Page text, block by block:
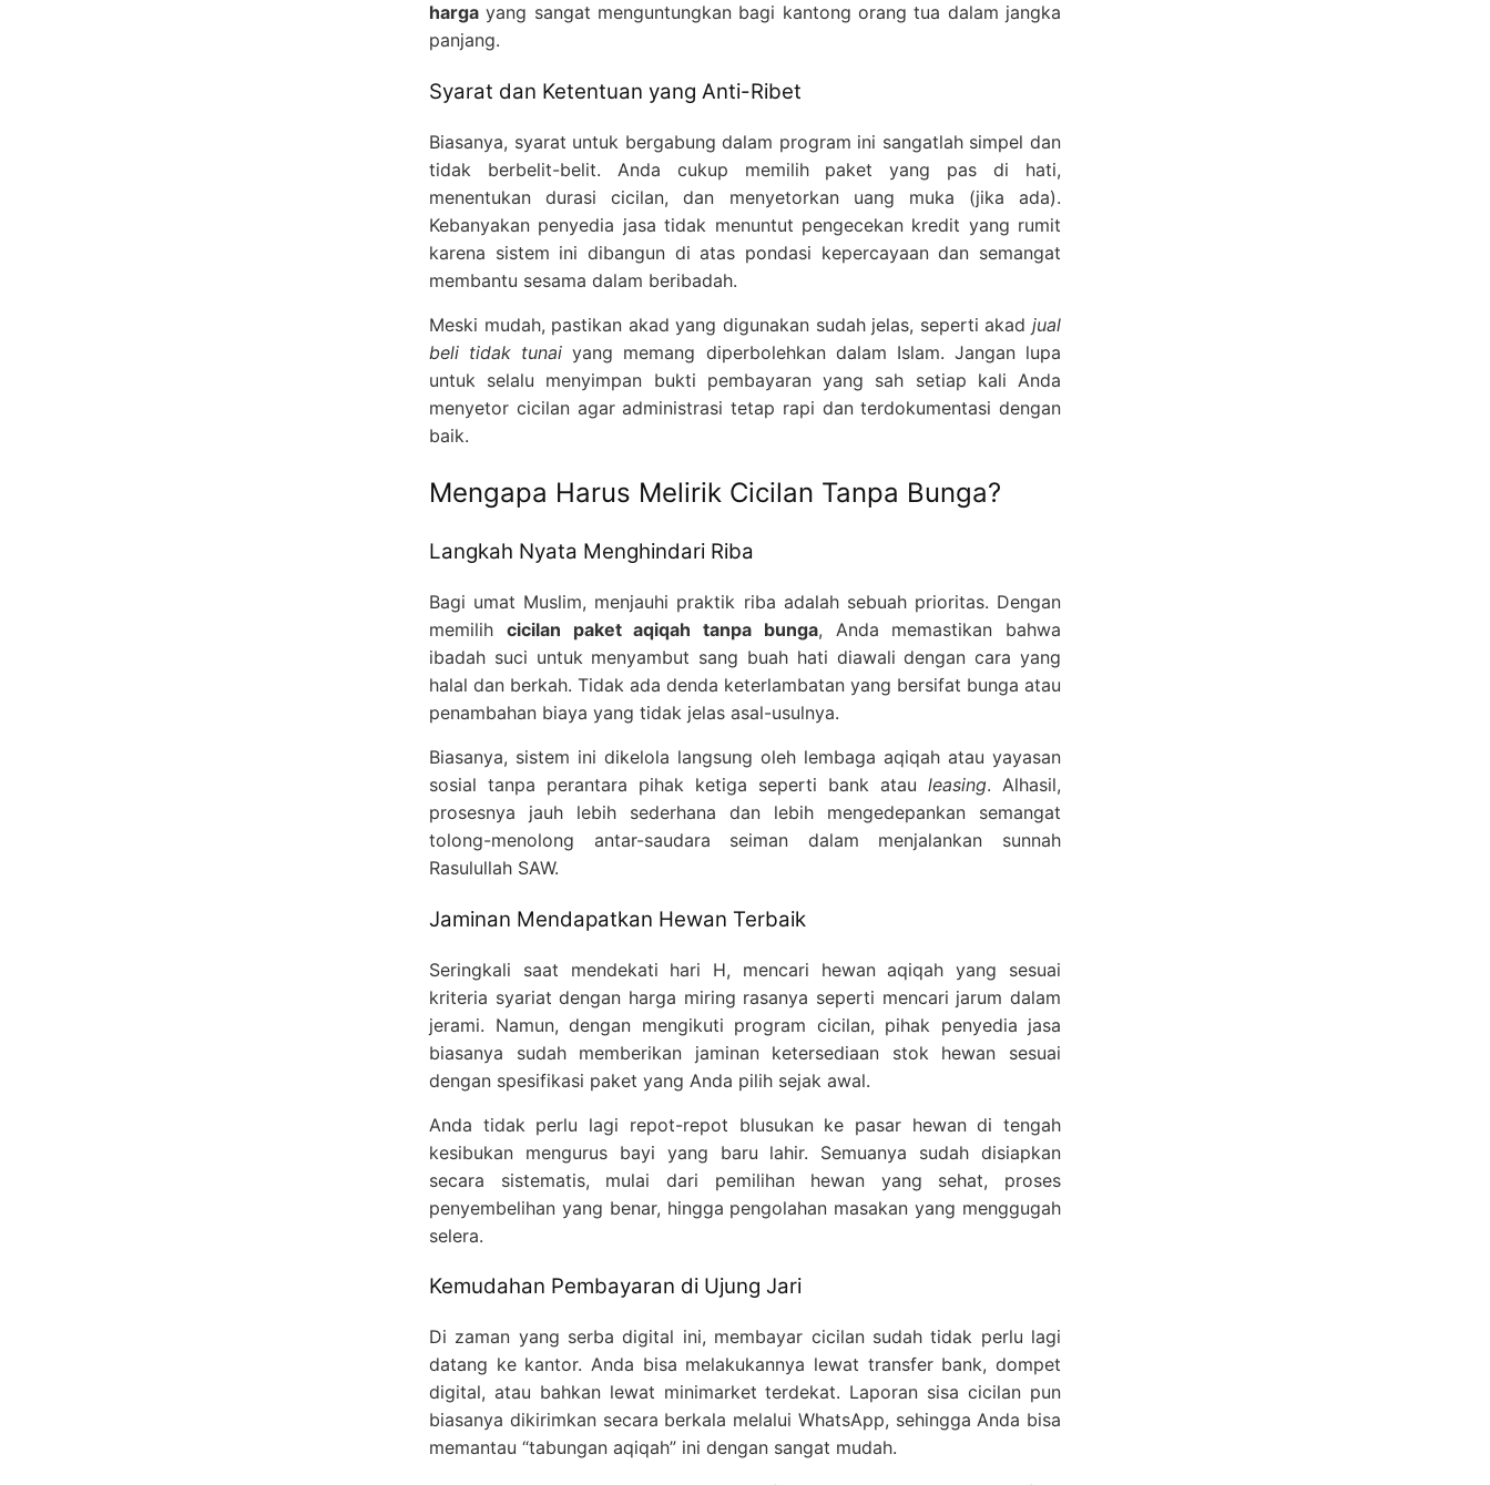
harga yang sangat menguntungkan bagi kantong orang tua dalam jangka
panjang.
Syarat dan Ketentuan yang Anti-Ribet
Biasanya, syarat untuk bergabung dalam program ini sangatlah simpel dan
tidak berbelit-belit. Anda cukup memilih paket yang pas di hati,
menentukan durasi cicilan, dan menyetorkan uang muka (jika ada).
Kebanyakan penyedia jasa tidak menuntut pengecekan kredit yang rumit
karena sistem ini dibangun di atas pondasi kepercayaan dan semangat
membantu sesama dalam beribadah.
Meski mudah, pastikan akad yang digunakan sudah jelas, seperti akad jual
beli tidak tunai yang memang diperbolehkan dalam Islam. Jangan lupa
untuk selalu menyimpan bukti pembayaran yang sah setiap kali Anda
menyetor cicilan agar administrasi tetap rapi dan terdokumentasi dengan
baik.
Mengapa Harus Melirik Cicilan Tanpa Bunga?
Langkah Nyata Menghindari Riba
Bagi umat Muslim, menjauhi praktik riba adalah sebuah prioritas. Dengan
memilih cicilan paket aqiqah tanpa bunga, Anda memastikan bahwa
ibadah suci untuk menyambut sang buah hati diawali dengan cara yang
halal dan berkah. Tidak ada denda keterlambatan yang bersifat bunga atau
penambahan biaya yang tidak jelas asal-usulnya.
Biasanya, sistem ini dikelola langsung oleh lembaga aqiqah atau yayasan
sosial tanpa perantara pihak ketiga seperti bank atau leasing. Alhasil,
prosesnya jauh lebih sederhana dan lebih mengedepankan semangat
tolong-menolong antar-saudara seiman dalam menjalankan sunnah
Rasulullah SAW.
Jaminan Mendapatkan Hewan Terbaik
Seringkali saat mendekati hari H, mencari hewan aqiqah yang sesuai
kriteria syariat dengan harga miring rasanya seperti mencari jarum dalam
jerami. Namun, dengan mengikuti program cicilan, pihak penyedia jasa
biasanya sudah memberikan jaminan ketersediaan stok hewan sesuai
dengan spesifikasi paket yang Anda pilih sejak awal.
Anda tidak perlu lagi repot-repot blusukan ke pasar hewan di tengah
kesibukan mengurus bayi yang baru lahir. Semuanya sudah disiapkan
secara sistematis, mulai dari pemilihan hewan yang sehat, proses
penyembelihan yang benar, hingga pengolahan masakan yang menggugah
selera.
Kemudahan Pembayaran di Ujung Jari
Di zaman yang serba digital ini, membayar cicilan sudah tidak perlu lagi
datang ke kantor. Anda bisa melakukannya lewat transfer bank, dompet
digital, atau bahkan lewat minimarket terdekat. Laporan sisa cicilan pun
biasanya dikirimkan secara berkala melalui WhatsApp, sehingga Anda bisa
memantau “tabungan aqiqah” ini dengan sangat mudah.